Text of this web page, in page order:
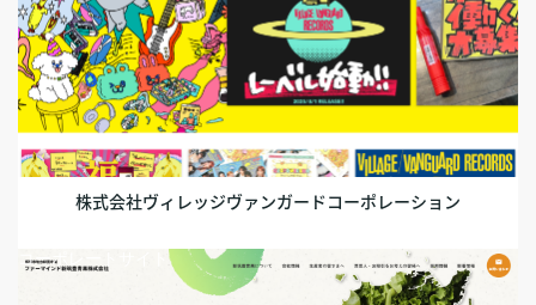
株式会社ヴィレッジヴァンガードコーポレーション
コーポレートサイト